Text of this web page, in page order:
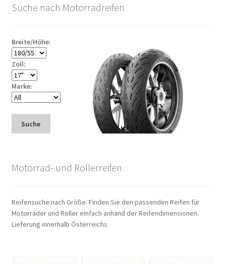
Suche nach Motorradreifen
Breite/Höhe:
Zoll:
Marke:
Suche
Motorrad- und Rollerreifen
Reifensuche nach Größe. Finden Sie den passenden Reifen für
Motorräder und Roller einfach anhand der Reifendimensionen.
Lieferung innerhalb Österreichs.